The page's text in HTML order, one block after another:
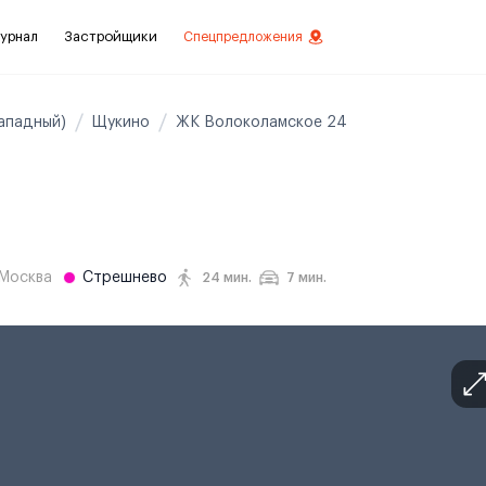
Застройщики Спецпредложения
Щукино ЖК Волоколамское 24
Москва Стрешнево 24 мин. 7 мин.